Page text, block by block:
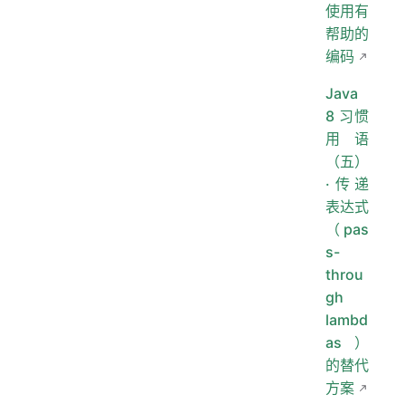
使用有
帮助的
编码
Java
8 习惯
用语
（五）
·传递
表达式
（pas
s-
throu
gh
lambd
as）
的替代
方案